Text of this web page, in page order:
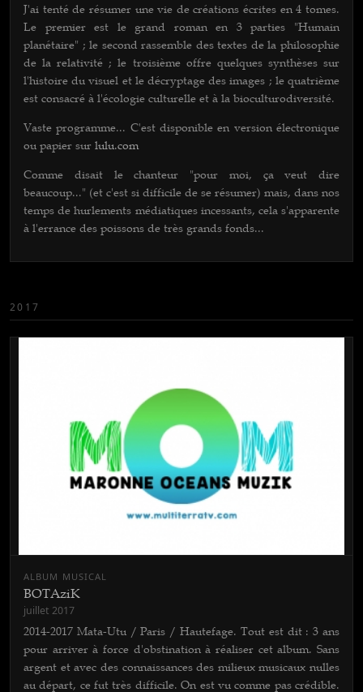
J'ai tenté de résumer une vie de créations écrites en 4 tomes.
Le premier est le grand roman en 3 parties "Humain
planétaire" ; le second rassemble des textes de la philosophie
de la relativité ; le troisième offre quelques synthèses sur
l'histoire du visuel et le décryptage des images ; le quatrième
est consacré à l'écologie culturelle et à la bioculturodiversité.
Vaste programme... C'est disponible en version électronique
ou papier sur lulu.com
Comme disait le chanteur "pour moi, ça veut dire
beaucoup..." (et c'est si difficile de se résumer) mais, dans nos
temps de hurlements médiatiques incessants, cela s'apparente
à l'errance des poissons de très grands fonds...
2017
ALBUM MUSICAL
BOTAziK
juillet 2017
2014-2017 Mata-Utu / Paris / Hautefage. Tout est dit : 3 ans
pour arriver à force d'obstination à réaliser cet album. Sans
argent et avec des connaissances des milieux musicaux nulles
au départ, ce fut très difficile. On est vu comme pas crédible.